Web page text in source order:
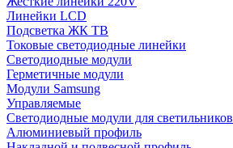
Линейки LCD
Подсветка ЖК ТВ
Токовые светодиодные линейки
Светодиодные модули
Герметичные модули
Модули Samsung
Управляемые
Светодиодные модули для светильников
Алюминиевый профиль